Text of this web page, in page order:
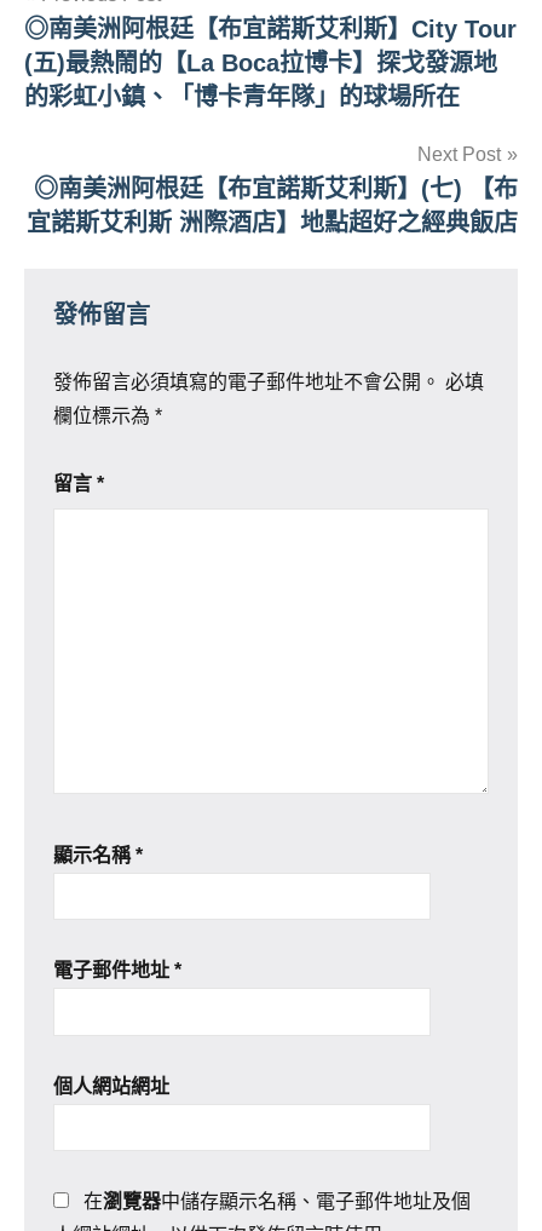
章
導
◎南美洲阿根廷【布宜諾斯艾利斯】City Tour
(五)最熱鬧的【La Boca拉博卡】探戈發源地
的彩虹小鎮、「博卡青年隊」的球場所在
Next Post
◎南美洲阿根廷【布宜諾斯艾利斯】(七) 【布
宜諾斯艾利斯 洲際酒店】地點超好之經典飯店
發佈留言
發佈留言必須填寫的電子郵件地址不會公開。 必填
欄位標示為 *
留言 *
顯示名稱*
電子郵件地址 *
個人網站網址
在瀏覽器中儲存顯示名稱、電子郵件地址及個